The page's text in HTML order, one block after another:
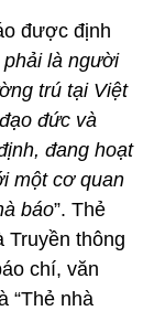
được định
là người
trú tại Việt
đức và
đang hoạt
một cơ quan
báo”. Thẻ
Truyền thông
chí, văn
“Thẻ nhà